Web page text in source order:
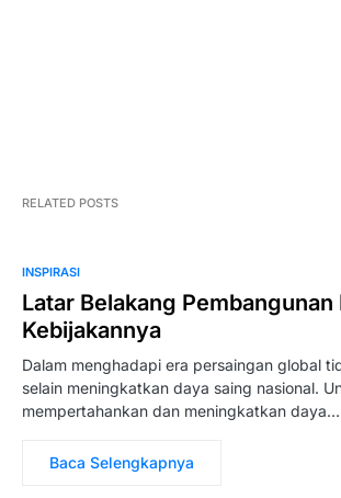
RELATED POSTS
INSPIRASI
Latar Belakang Pembangunan
Kebijakannya
Dalam menghadapi era persaingan global
selain meningkatkan daya saing nasional.
mempertahankan dan meningkatkan daya…
Baca Selengkapnya